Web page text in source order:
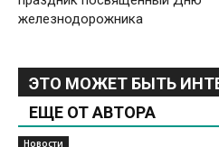
железнодорожника
ЭТО МОЖЕТ БЫТЬ
ЕЩЕ ОТ АВТОРА
Новости